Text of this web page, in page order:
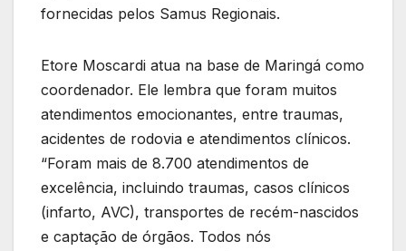
fornecidas pelos Samus Regionais.
Etore Moscardi atua na base de Maringá como
coordenador. Ele lembra que foram muitos
atendimentos emocionantes, entre traumas,
acidentes de rodovia e atendimentos clínicos.
“Foram mais de 8.700 atendimentos de
excelência, incluindo traumas, casos clínicos
(infarto, AVC), transportes de recém-nascidos
e captação de órgãos. Todos nós